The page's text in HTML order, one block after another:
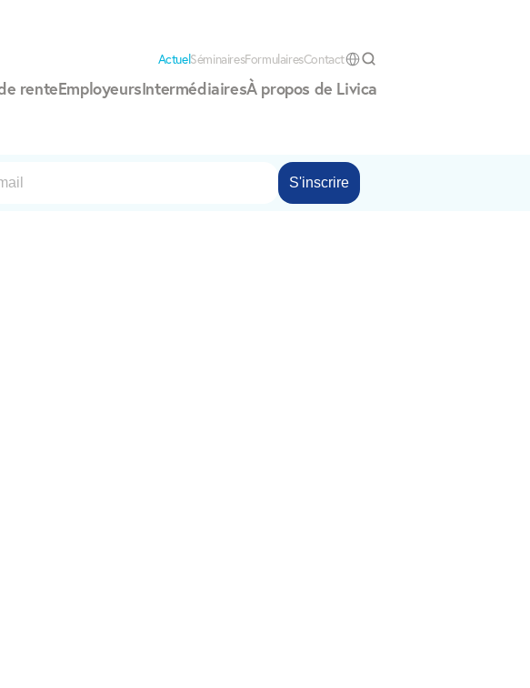
ActuelSéminairesFormulairesContactSelect Language
renteEmployeursIntermédiairesÀ propos de Livica